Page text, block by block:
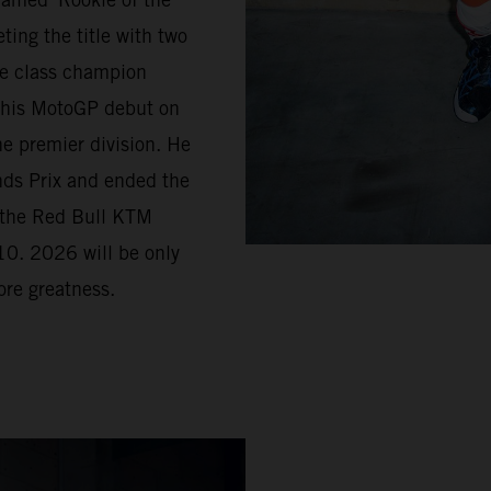
the title with two
class champion
MotoGP debut on
premier division. He
Prix and ended the
Red Bull KTM
2026 will be only
greatness.